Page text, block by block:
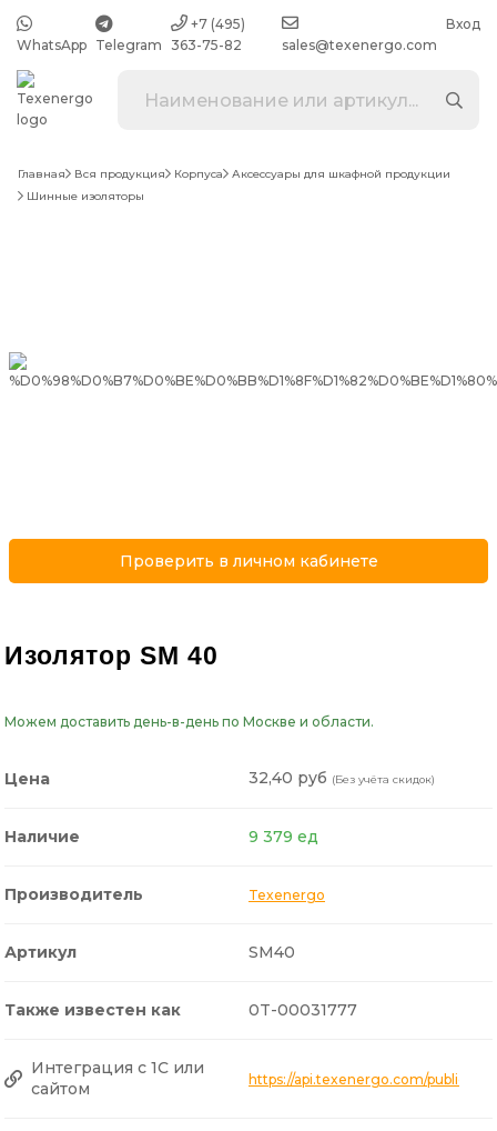
WhatsApp Telegram
+7 (495)
363-75-82
sales@texenergo.com
Вход
Главная Вся продукция Корпуса
Аксессуары для шкафной продукции
Шинные изоляторы
Проверить в личном кабинете
Изолятор SM 40
Можем доставить день-в-день по Москве и области.
Цена 32,40 руб (Без учёта скидок)
Наличие 9 379 ед
Производитель Texenergo
Артикул SM40
Также известен как 0T-00031777
Интеграция с 1С или
сайтом
https://api.texenergo.com/public/